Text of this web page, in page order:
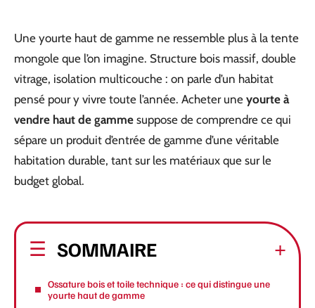
Une yourte haut de gamme ne ressemble plus à la tente
mongole que l’on imagine. Structure bois massif, double
vitrage, isolation multicouche : on parle d’un habitat
pensé pour y vivre toute l’année. Acheter une yourte à
vendre haut de gamme suppose de comprendre ce qui
sépare un produit d’entrée de gamme d’une véritable
habitation durable, tant sur les matériaux que sur le
budget global.
SOMMAIRE
Ossature bois et toile technique : ce qui distingue une
yourte haut de gamme